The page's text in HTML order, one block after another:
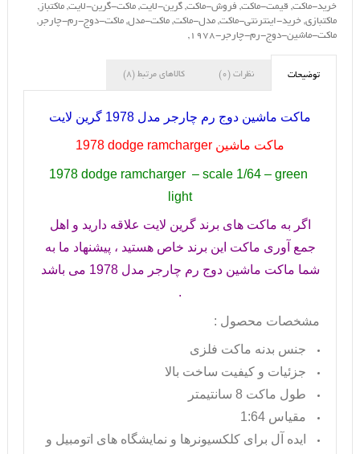
خرید-ماکت, قیمت-ماکت, فروش-ماکت, گرین-لایت, ماکت-گرین-لایت, ماکتباز ,
ماکتبازی, خرید-اینترنتی-ماکت, مدل-ماکت, ماکت-مدل, ماکت-دوج-رم-چارجر ,
ماکت-ماشین-دوج-رم-چارجر-1978
,
توضیحات نظرات (0) کالاهای مرتبط (8)
ماکت ماشین دوج رم چارجر مدل 1978 گرین لایت
ماکت ماشین 1978 dodge ramcharger
1978 dodge ramcharger – scale 1/64 – green
light
اگر به ماکت های برند گرین لایت علاقه دارید و اهل
جمع آوری ماکت این برند خاص هستید ، پیشنهاد ما به
شما ماکت ماشین دوج رم چارجر مدل 1978 می باشد
.
مشخصات محصول :
جنس بدنه ماکت فلزی
جزئیات و کیفیت ساخت بالا
طول ماکت 8 سانتیمتر
مقیاس 1:64
ایده آل برای کلکسیونرها و نمایشگاه های اتومبیل و